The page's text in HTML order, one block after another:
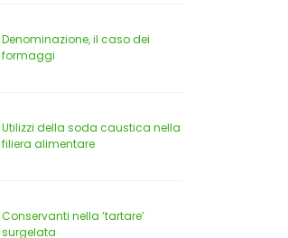
Denominazione, il caso dei
formaggi
Utilizzi della soda caustica nella
filiera alimentare
Conservanti nella ‘tartare’
surgelata